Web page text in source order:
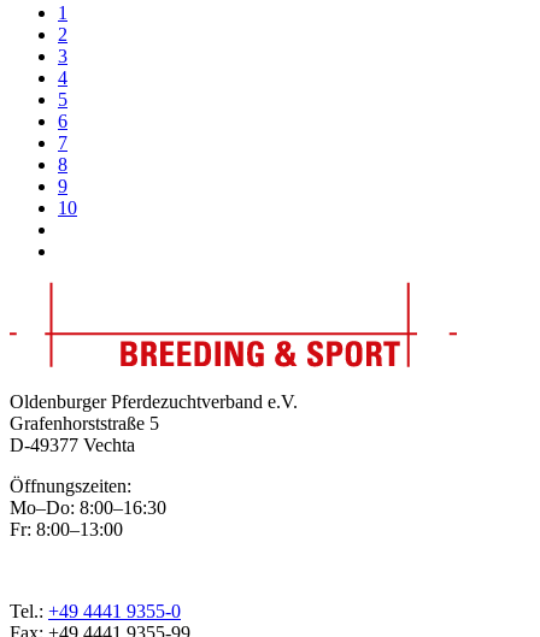
1
2
3
4
5
6
7
8
9
10
Oldenburger Pferdezuchtverband e.V.
Grafenhorststraße 5
D-49377 Vechta
Öffnungszeiten:
Mo–Do: 8:00–16:30
Fr: 8:00–13:00
Tel.: +49 4441 9355-0
Fax: +49 4441 9355-99